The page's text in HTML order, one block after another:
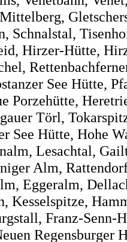
Schnalstal,
Hirzer-Hütte,
See Hütte,
Porzehütte,
Törl,
See Hütte, Hohe
Lesachtal,
Alm,
Eggeralm,
Kesselspitze,
Franz-Senn-
Regensburger